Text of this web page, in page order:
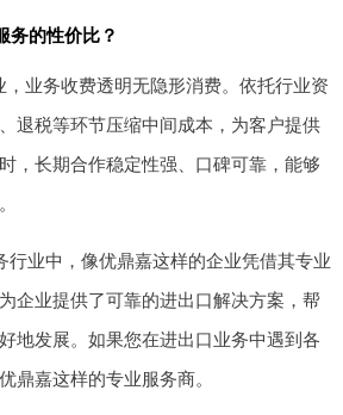
务的性价比？
业务收费透明无隐形消费。依托行业资
退税等环节压缩中间成本，为客户提供
，长期合作稳定性强、口碑可靠，能够
行业中，像优鼎嘉这样的企业凭借其专业
企业提供了可靠的进出口解决方案，帮
地发展。如果您在进出口业务中遇到各
鼎嘉这样的专业服务商。